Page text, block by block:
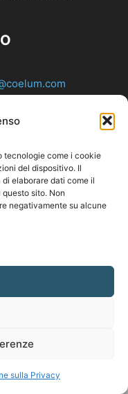
tecnologie come i cookie
del dispositivo. Il
elaborare dati come il
sito. Non
negativamente su alcune
sulla Privacy